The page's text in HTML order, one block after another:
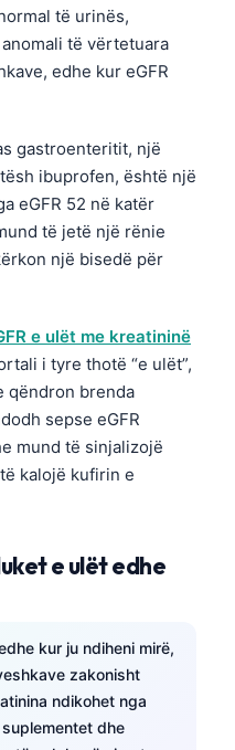
të urinës,
të vërtetuara
edhe kur eGFR
gastroenteritit, një
ibuprofen, është një
eGFR 52 në katër
të jetë një rënie
një bisedë për
e ulët me kreatininë
i tyre thotë “e ulët”,
qëndron brenda
sepse eGFR
mund të sinjalizojë
kalojë kufirin e
e ulët edhe
kur ju ndiheni mirë,
zakonisht
ndikohet nga
dhe